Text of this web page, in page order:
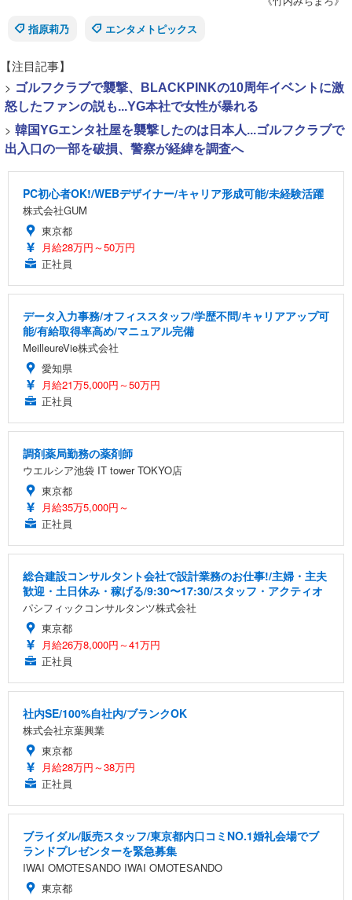
指原莉乃
エンタメトピックス
【注目記事】
> ゴルフクラブで襲撃、BLACKPINKの10周年イベントに激
怒したファンの説も...YG本社で女性が暴れる
> 韓国YGエンタ社屋を襲撃したのは日本人...ゴルフクラブで
出入口の一部を破損、警察が経緯を調査へ
PC初心者OK!/WEBデザイナー/キャリア形成可能/未経験活躍
株式会社GUM
東京都
月給28万円～50万円
正社員
データ入力事務/オフィススタッフ/学歴不問/キャリアアップ可
能/有給取得率高め/マニュアル完備
MeilleureVie株式会社
愛知県
月給21万5,000円～50万円
正社員
調剤薬局勤務の薬剤師
ウエルシア池袋 IT tower TOKYO店
東京都
月給35万5,000円～
正社員
総合建設コンサルタント会社で設計業務のお仕事!/主婦・主夫
歓迎・土日休み・稼げる/9:30〜17:30/スタッフ・アクティオ
パシフィックコンサルタンツ株式会社
東京都
月給26万8,000円～41万円
正社員
社内SE/100%自社内/ブランクOK
株式会社京葉興業
東京都
月給28万円～38万円
正社員
ブライダル/販売スタッフ/東京都内口コミNO.1婚礼会場でブ
ランドプレゼンターを緊急募集
IWAI OMOTESANDO IWAI OMOTESANDO
東京都